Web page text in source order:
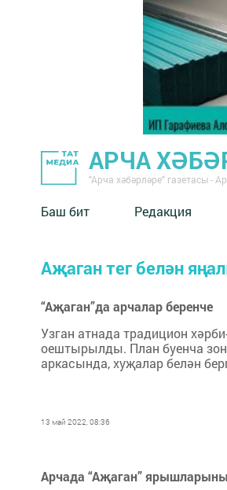
АРЧА
"Арча хәбәрләре" газетасы -
Баш бит Редакция
Аҗаган тег белән
“Аҗаган”да арчалар беренче
Узган атнада традицион
оештырылды. План буенча
аркасында, хуҗалар белән
13 май 2022, 08:36
Арчада “Аҗаган”